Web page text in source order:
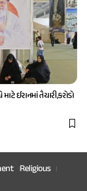
ઈરાનમાં તૈયારી,કરોડો
Religious